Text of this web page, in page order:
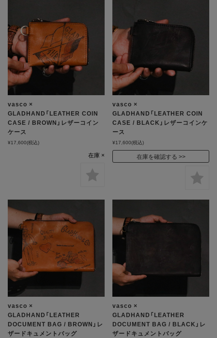
vasco ×
GLADHAND「LEATHER COIN
CASE / BROWN」レザーコイン
ケース
¥17,600(税込)
在庫 ×
vasco ×
GLADHAND「LEATHER COIN
CASE / BLACK」レザーコインケ
ース
¥17,600(税込)
在庫を確認する
vasco ×
GLADHAND「LEATHER
DOCUMENT BAG / BROWN」レ
ザードキュメントバッグ
vasco ×
GLADHAND「LEATHER
DOCUMENT BAG / BLACK」レ
ザードキュメントバッグ